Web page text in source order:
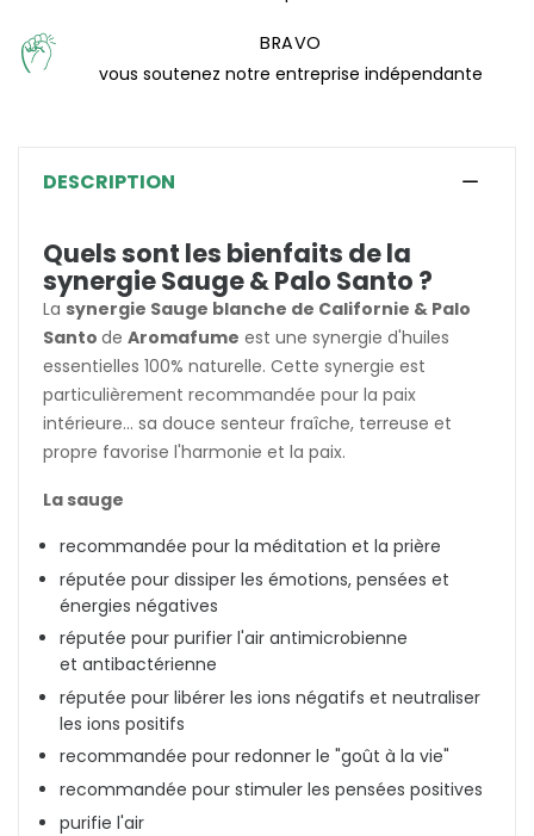
BRAVO
vous soutenez notre entreprise indépendante
DESCRIPTION
Quels sont les bienfaits de la
synergie Sauge & Palo Santo ?
La synergie Sauge blanche de Californie & Palo
Santo de Aromafume est une synergie d'huiles
essentielles 100% naturelle. Cette synergie est
particulièrement recommandée pour la paix
intérieure... sa douce senteur fraîche, terreuse et
propre favorise l'harmonie et la paix.
La sauge
recommandée pour la méditation et la prière
réputée pour dissiper les émotions, pensées et
énergies négatives
réputée pour purifier l'air antimicrobienne
et antibactérienne
réputée pour libérer les ions négatifs et neutraliser
les ions positifs
recommandée pour redonner le "goût à la vie"
recommandée pour stimuler les pensées positives
purifie l'air